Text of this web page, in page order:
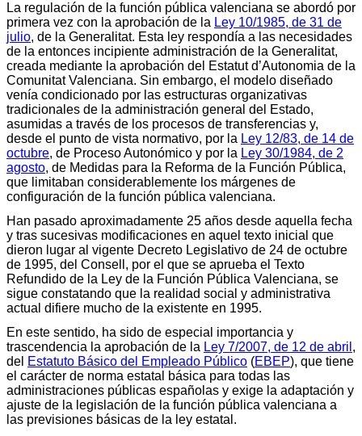
La regulación de la función pública valenciana se abordó por
primera vez con la aprobación de la Ley 10/1985, de 31 de
julio, de la Generalitat. Esta ley respondía a las necesidades
de la entonces incipiente administración de la Generalitat,
creada mediante la aprobación del Estatut d’Autonomia de la
Comunitat Valenciana. Sin embargo, el modelo diseñado
venía condicionado por las estructuras organizativas
tradicionales de la administración general del Estado,
asumidas a través de los procesos de transferencias y,
desde el punto de vista normativo, por la Ley 12/83, de 14 de
octubre, de Proceso Autonómico y por la Ley 30/1984, de 2
agosto, de Medidas para la Reforma de la Función Pública,
que limitaban considerablemente los márgenes de
configuración de la función pública valenciana.
Han pasado aproximadamente 25 años desde aquella fecha
y tras sucesivas modificaciones en aquel texto inicial que
dieron lugar al vigente Decreto Legislativo de 24 de octubre
de 1995, del Consell, por el que se aprueba el Texto
Refundido de la Ley de la Función Pública Valenciana, se
sigue constatando que la realidad social y administrativa
actual difiere mucho de la existente en 1995.
En este sentido, ha sido de especial importancia y
trascendencia la aprobación de la Ley 7/2007, de 12 de abril ,
del Estatuto Básico del Empleado Público (EBEP), que tiene
el carácter de norma estatal básica para todas las
administraciones públicas españolas y exige la adaptación y
ajuste de la legislación de la función pública valenciana a
las previsiones básicas de la ley estatal.